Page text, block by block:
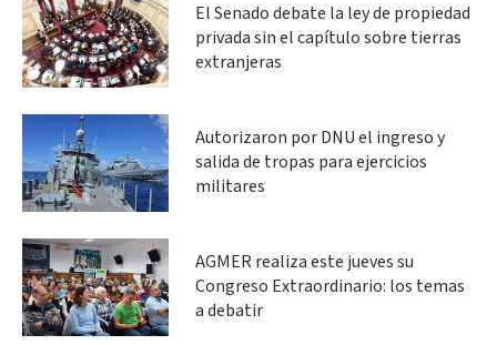
El Senado debate la ley de propiedad
privada sin el capítulo sobre tierras
extranjeras
Autorizaron por DNU el ingreso y
salida de tropas para ejercicios
militares
AGMER realiza este jueves su
Congreso Extraordinario: los temas
a debatir